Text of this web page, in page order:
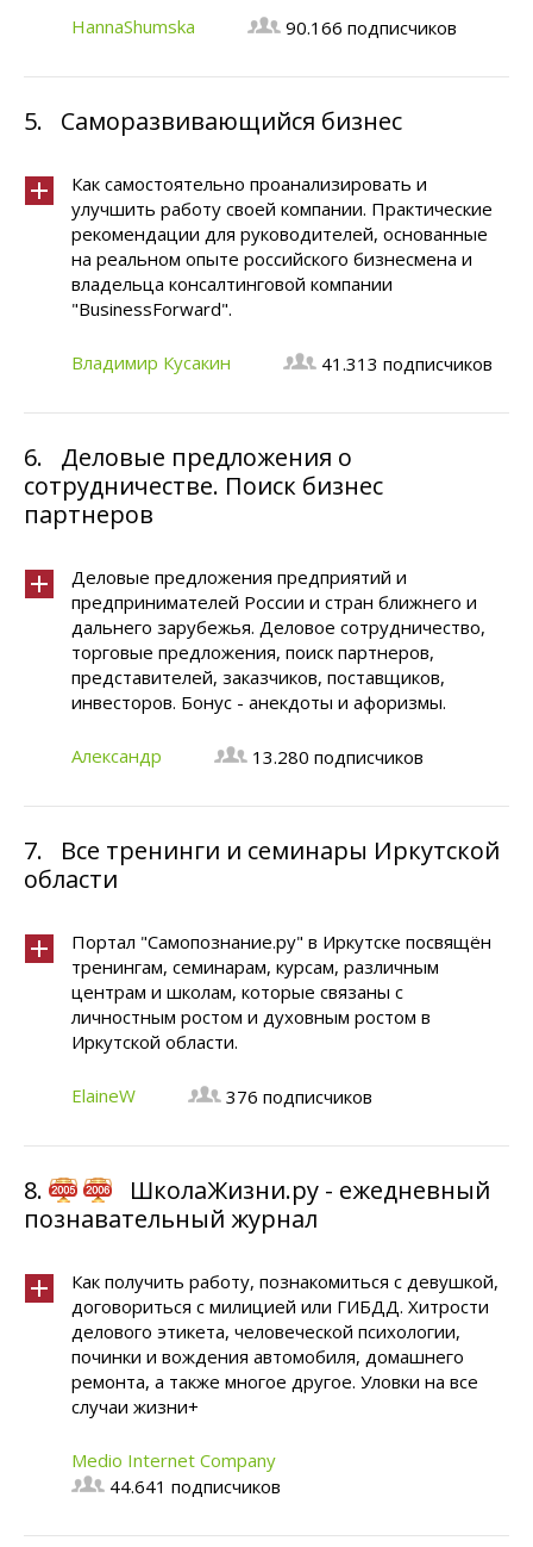
HannaShumska 90.166 подписчиков
5. Саморазвивающийся бизнес
Как самостоятельно проанализировать и
улучшить работу своей компании. Практические
рекомендации для руководителей, основанные
на реальном опыте российского бизнесмена и
владельца консалтинговой компании
"BusinessForward".
Владимир Кусакин 41.313 подписчиков
6.
Деловые предложения о
сотрудничестве. Поиск бизнес
партнеров
Деловые предложения предприятий и
предпринимателей России и стран ближнего и
дальнего зарубежья. Деловое сотрудничество,
торговые предложения, поиск партнеров,
представителей, заказчиков, поставщиков,
инвесторов. Бонус - анекдоты и афоризмы.
Александр 13.280 подписчиков
7.
Все тренинги и семинары Иркутской
области
Портал "Самопознание.ру" в Иркутске посвящён
тренингам, семинарам, курсам, различным
центрам и школам, которые связаны с
личностным ростом и духовным ростом в
Иркутской области.
ElaineW 376 подписчиков
8.
ШколаЖизни.ру - ежедневный
познавательный журнал
Как получить работу, познакомиться с девушкой,
договориться с милицией или ГИБДД. Хитрости
делового этикета, человеческой психологии,
починки и вождения автомобиля, домашнего
ремонта, а также многое другое. Уловки на все
случаи жизни+
Medio Internet Company
44.641 подписчиков